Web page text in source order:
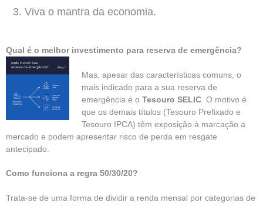
Viva o mantra da economia.
Qual é o melhor investimento para reserva de emergência?
Mas, apesar das características comuns, o
mais indicado para a sua reserva de
emergência é o Tesouro SELIC . O motivo é
que os demais títulos (Tesouro Prefixado e
Tesouro IPCA) têm exposição à marcação a
mercado e podem apresentar risco de perda em resgate
antecipado.
Como funciona a regra 50/30/20?
Trata-se de uma forma de dividir a renda mensal por categorias de